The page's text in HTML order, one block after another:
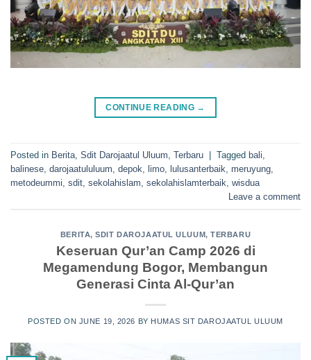
CONTINUE READING →
Posted in Berita Sdit Darojaatul Uluum Terbaru | Tagged bali
balinese darojaatululuum depok limo lulusanterbaik meruyung
metodeummi sdit sekolahislam sekolahislamterbaik wisdua
Leave a comment
BERITA,SDIT DAROJAATUL ULUUM,TERBARU
Keseruan Qur’an Camp 2026 di
Megamendung Bogor, Membangun
Generasi Cinta Al-Qur’an
POSTED ON JUNE 19, 2026 BY HUMAS SIT DAROJAATUL ULUUM